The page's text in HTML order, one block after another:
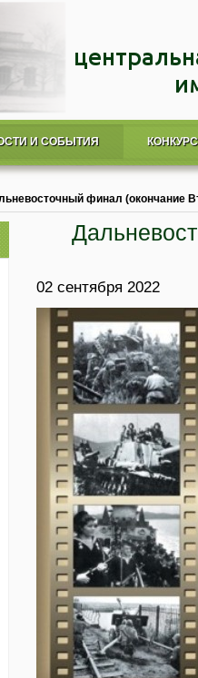
И СОБЫТИЯ
финал (окончание
02 сентября 2022